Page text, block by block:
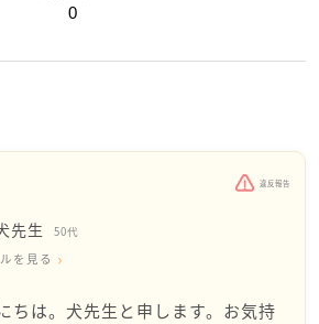
0
違反報告
先生 50代
を見る
ちは。犬先生と申します。お気持